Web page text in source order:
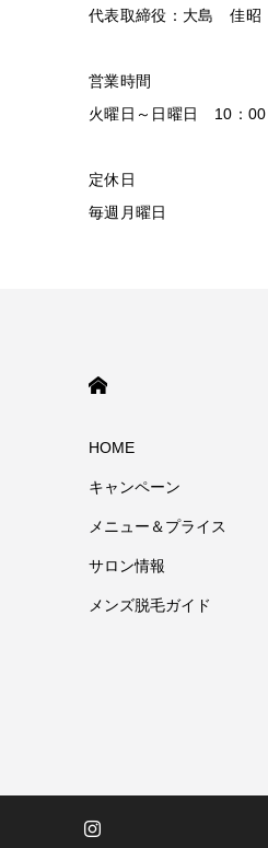
代表取締役：大島 佳昭
営業時間
火曜日～日曜日 10：00
定休日
毎週月曜日
HOME
キャンペーン
メニュー＆プライス
サロン情報
メンズ脱毛ガイド